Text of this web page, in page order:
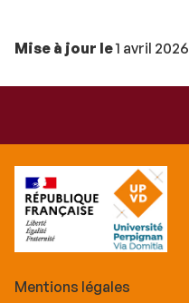
Mise à jour le1 avril 2026
Mentions légales